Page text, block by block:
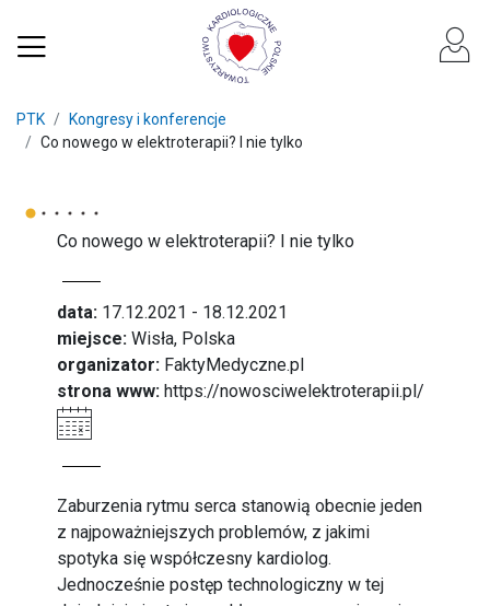
PTK
Kongresy i konferencje
Co nowego w elektroterapii? I nie tylko
Co nowego w elektroterapii? I nie tylko
data: 17.12.2021 - 18.12.2021
miejsce: Wisła, Polska
organizator: FaktyMedyczne.pl
strona www: https://nowosciwelektroterapii.pl/
Zaburzenia rytmu serca stanowią obecnie jeden
z najpoważniejszych problemów, z jakimi
spotyka się współczesny kardiolog.
Jednocześnie postęp technologiczny w tej